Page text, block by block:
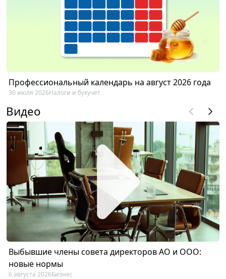
Профессиональный календарь на август 2026 года
30 июля 2026Налоги и бухучет
Видео
Выбывшие члены совета директоров АО и ООО:
новые нормы
6 августа 2026Бизнес